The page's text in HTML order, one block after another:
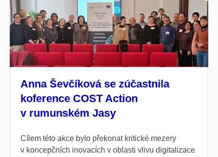
Anna Ševčíková se zúčastnila
koference COST Action
v rumunském Jasy
Cílem této akce bylo překonat kritické mezery
v koncepčních inovacích v oblasti vlivu digitalizace